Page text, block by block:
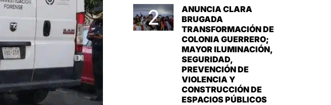
ANUNCIA CLARA
BRUGADA
TRANSFORMACIÓN DE
COLONIA GUERRERO;
MAYOR ILUMINACIÓN,
SEGURIDAD,
PREVENCIÓN DE
VIOLENCIA Y
CONSTRUCCIÓN DE
ESPACIOS PÚBLICOS